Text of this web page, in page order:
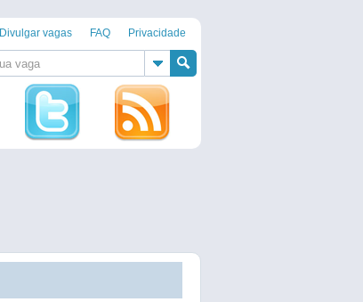
Divulgar vagas FAQ Privacidade